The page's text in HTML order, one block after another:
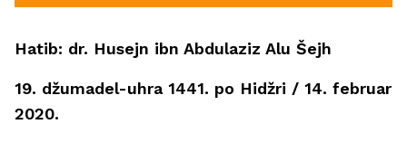
Hatib: dr. Husejn ibn Abdulaziz Alu Šejh
19. džumadel-uhra 1441. po Hidžri / 14. februar
2020.